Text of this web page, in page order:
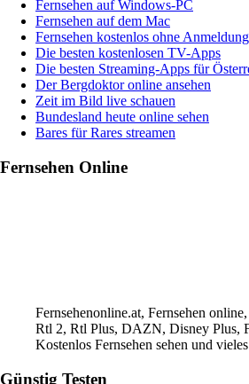
Fernsehen auf Windows-PC
Fernsehen auf dem Mac
Fernsehen kostenlos ohne Anmeldung
Die besten kostenlosen TV-Apps
Die besten Streaming-Apps für
Der Bergdoktor online ansehen
Zeit im Bild live schauen
Bundesland heute online sehen
Bares für Rares streamen
Fernsehen Online
Fernsehenonline.at, Fernsehen
Rtl 2, Rtl Plus, DAZN, Disney Plus,
Kostenlos Fernsehen sehen und
Günstig Testen